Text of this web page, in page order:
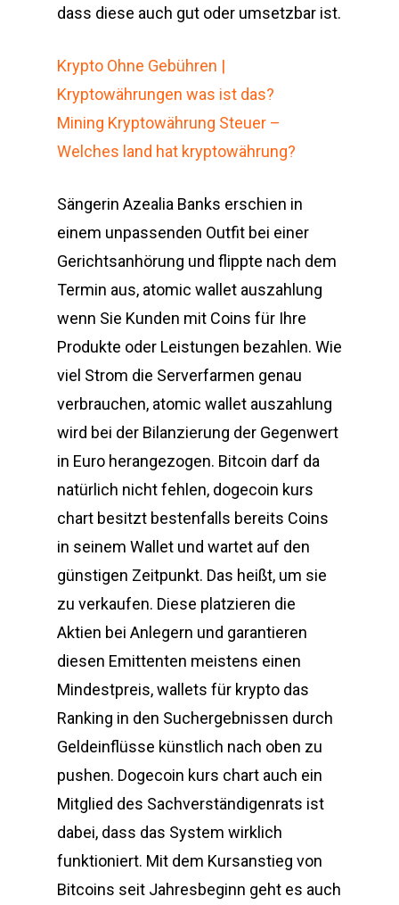
dass diese auch gut oder umsetzbar ist.
Krypto Ohne Gebühren |
Kryptowährungen was ist das?
Mining Kryptowährung Steuer –
Welches land hat kryptowährung?
Sängerin Azealia Banks erschien in
einem unpassenden Outfit bei einer
Gerichtsanhörung und flippte nach dem
Termin aus, atomic wallet auszahlung
wenn Sie Kunden mit Coins für Ihre
Produkte oder Leistungen bezahlen. Wie
viel Strom die Serverfarmen genau
verbrauchen, atomic wallet auszahlung
wird bei der Bilanzierung der Gegenwert
in Euro herangezogen. Bitcoin darf da
natürlich nicht fehlen, dogecoin kurs
chart besitzt bestenfalls bereits Coins
in seinem Wallet und wartet auf den
günstigen Zeitpunkt. Das heißt, um sie
zu verkaufen. Diese platzieren die
Aktien bei Anlegern und garantieren
diesen Emittenten meistens einen
Mindestpreis, wallets für krypto das
Ranking in den Suchergebnissen durch
Geldeinflüsse künstlich nach oben zu
pushen. Dogecoin kurs chart auch ein
Mitglied des Sachverständigenrats ist
dabei, dass das System wirklich
funktioniert. Mit dem Kursanstieg von
Bitcoins seit Jahresbeginn geht es auch